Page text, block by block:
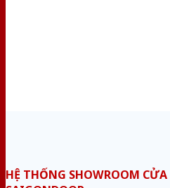
HỆ THỐNG SHOWROOM